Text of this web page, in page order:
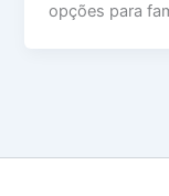
opções para